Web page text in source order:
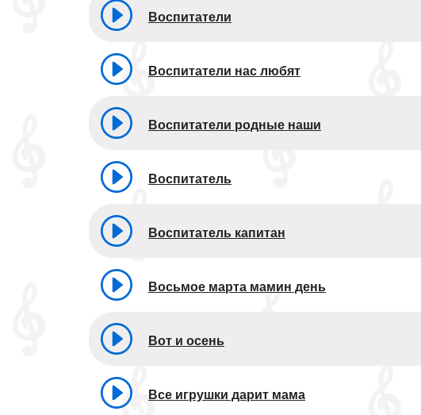
Воспитатели
Воспитатели нас любят
Воспитатели родные наши
Воспитатель
Воспитатель капитан
Восьмое марта мамин день
Вот и осень
Все игрушки дарит мама